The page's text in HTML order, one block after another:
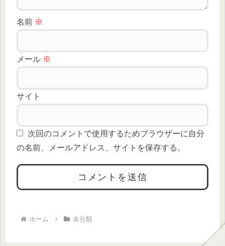
名前 ※
メール ※
サイト
次回のコメントで使用するためブラウザーに自分
の名前、メールアドレス、サイトを保存する。
ホーム 未分類